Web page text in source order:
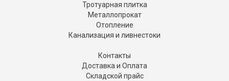
Тротуарная плитка
Металлопрокат
Отопление
Канализация и ливнестоки
Контакты
Доставка и Оплата
Складской прайс